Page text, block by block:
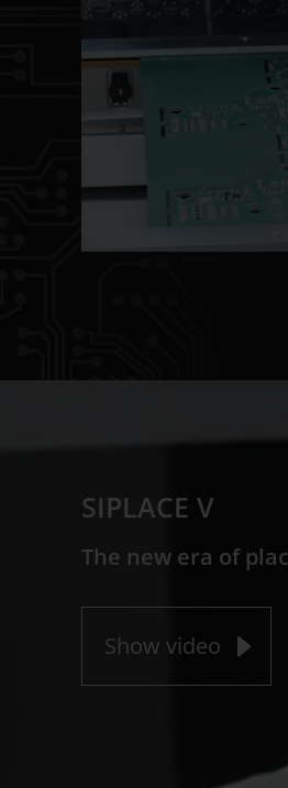
SIPLACE V
The new era of
Show video